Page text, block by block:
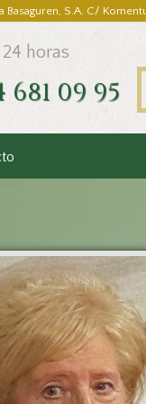
Basaguren, S.A. C/
horas
681 09 95